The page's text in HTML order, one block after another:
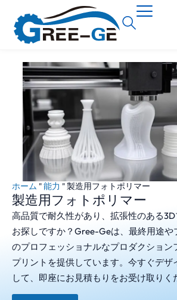
ホーム "能力 "製造用フォトポリマー
製造用フォトポリマー
高品質で耐久性があり、拡張性のある
お探しですか？Gree-Geは、最終用途や
のプロフェッショナルなプロダクション
プリントを提供しています。今すぐデザ
して、即座にお見積もりをお受け取りく